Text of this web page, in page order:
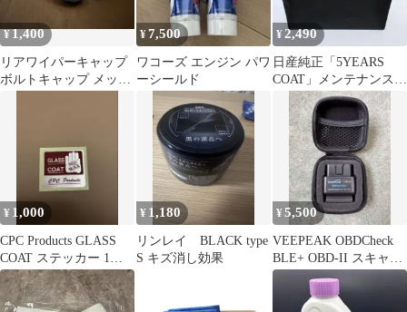
¥1,400
リアワイパーキャップ
ボルトキャップ メッキ
¥7,500
ワコーズ エンジン パワ
ーシールド
¥2,490
日産純正「5YEARS
COAT」メンテナンスキ
ット
¥ 1,000
CPC Products GLASS
COAT ステッカー 1枚
グラスコート
¥ 1,180
リンレイ BLACK type
S キズ消し効果
¥5,500
VEEPEAK OBDCheck
BLE+ OBD-II スキャン
ツール